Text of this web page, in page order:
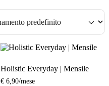
Holistic Everyday | Mensile
€6,90/mese